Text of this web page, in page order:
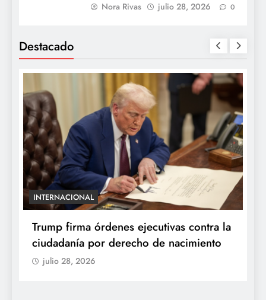
Nora Rivas julio 28, 2026 0
Destacado
INTERNACIONAL
Trump firma órdenes ejecutivas contra la
ciudadanía por derecho de nacimiento
julio 28, 2026